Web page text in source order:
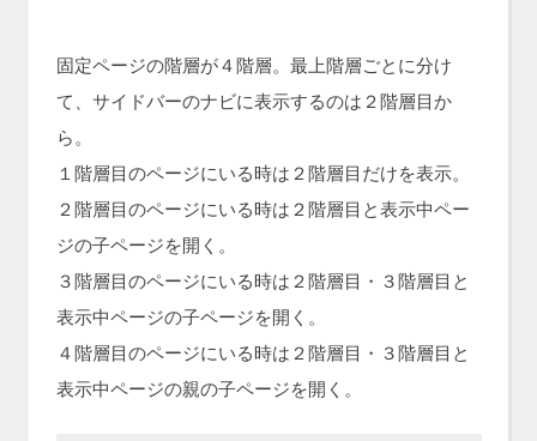
固定ページの階層が４階層。最上階層ごとに分け
て、サイドバーのナビに表示するのは２階層目か
ら。
１階層目のページにいる時は２階層目だけを表示。
２階層目のページにいる時は２階層目と表示中ペー
ジの子ページを開く。
３階層目のページにいる時は２階層目・３階層目と
表示中ページの子ページを開く。
４階層目のページにいる時は２階層目・３階層目と
表示中ページの親の子ページを開く。